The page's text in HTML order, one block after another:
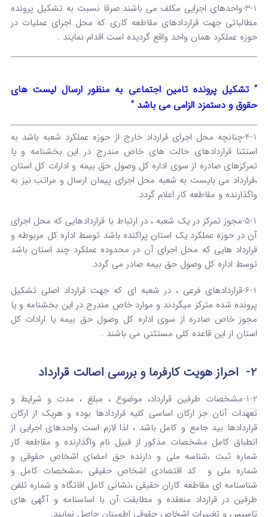
3-1-واحدهای اجرایی مکلف می باشند صرقا نسبت به تشکیل پرونده
مطالباتی جهت قراردادهای مقاطعه کاری که محل اجرای عملیات در
حوزه عملکرد همان واحد واقع گردیده است اقدام نمایند .
” تشکیل پرونده تامین اجتماعی به منظور ارسال لیست های
حقوق و دستمزد الزامی می باشد ”
4-1-چنانچه محل اجرای قرارداد خارج از حوزه عملکرد شعبه باشد به
استثنا قراردادهای حالت های خاص مندرج در این بخشنامه و یا
تمرکزهای صادره از سوی اداره کل وصول حق بیمه و ادارات کل استان
،قرارداد می بایست به شعبه محل اجرای پیمان ارسال و مراتب نیز به
واگذارنده و مقاطعه کار اعلام گردد.
5-1-مجوز تمرکز در یک شعبه ، در ارتباط با قراردادهایی که محل اجرای
آن در حوزه عملکرد یک استان پراکنده باشد توسط اداره کل مربوطه و
قرارداد هایی که محل اجرای آن در محدوده عملکرد چند استان باشد
توسط اداره کل وصول حق بیمه صادر می گردد.
6-1-قراردادهای فرعی ، در شعبه ای که جهت قرارداد اصلی تشکیل
پرونده شده مترکز میگردند و موارد خاص مندرج در این بخشنامه و یا
مجوز خاص صادره از سوی اداره کل وصول حق بیمه یا ارادات کل
استان از این قاعده کلی مستثنی می باشند .
2- احراز هویت کارفرما و بررسی اصالت قرارداد
1-2-مشخصات طرفین قرارداد، موضوع ، مبلغ ، مدت و شرایط و
تعهدات آنان جز ارکان اساسی کلیه قراردادها بوده و هریک از ارکان
قراردادها بید جامع و کامل باشد ، لذا لازم است واحدهای اجرایی از
انطباق کامل مشخصات مذکور از قبیل نام واگذارنده و مقاطعه کار
شماره ثبت ،شناسه ملی و دارنده حق امضای اشخاص حقوقی و
شماره ملی و کد اقتصادی اشخاص حقیقی ،مشخصات کامل و
شناسنامه ای مقاطعه کاران حقیقی ،نشانی کامل اقاتگاه و شماره تلفن
طرفین در قرارداد منعقده و مطابقت آن با اساسنامه و آگهی های
تاسیس و تغییرات اشخاص حقوقی اطمینان حاصل نمایند.